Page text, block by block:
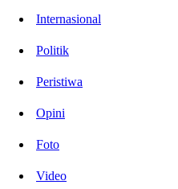
Internasional
Politik
Peristiwa
Opini
Foto
Video